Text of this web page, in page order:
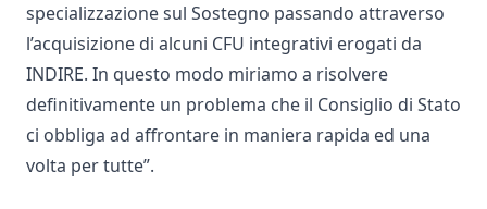
specializzazione sul Sostegno passando attraverso
l’acquisizione di alcuni CFU integrativi erogati da
INDIRE. In questo modo miriamo a risolvere
definitivamente un problema che il Consiglio di Stato
ci obbliga ad affrontare in maniera rapida ed una
volta per tutte”.